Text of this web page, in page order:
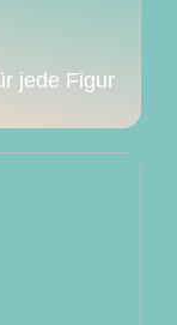
jede Figur